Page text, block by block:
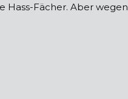
Hass-Fächer. Aber wegen